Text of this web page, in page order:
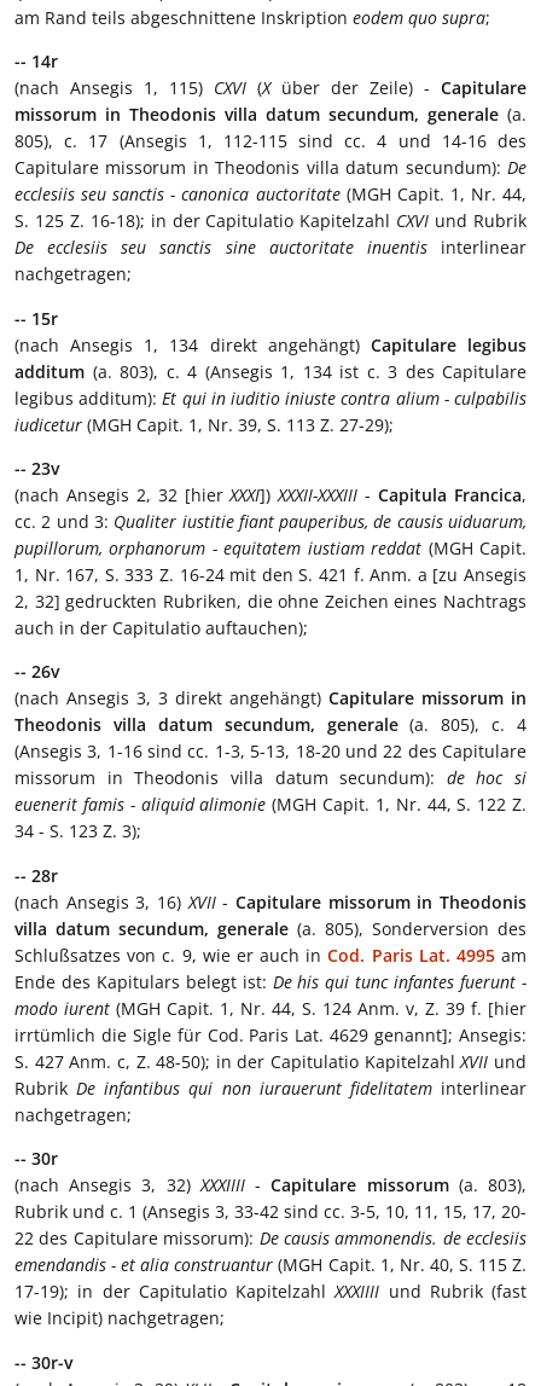
am Rand teils abgeschnittene Inskription eodem quo supra;
-- 14r
(nach Ansegis 1, 115) CXVI (Xüber der Zeile) - Capitulare
missorum in Theodonis villa datum secundum, generale (a.
805), c. 17 (Ansegis 1, 112-115 sind cc. 4 und 14-16 des
Capitulare missorum in Theodonis villa datum secundum): De
ecclesiis seu sanctis - canonica auctoritate(MGH Capit. 1, Nr. 44,
S. 125 Z. 16-18); in der Capitulatio Kapitelzahl CXVI und Rubrik
De ecclesiis seu sanctis sine auctoritate inuentisinterlinear
nachgetragen;
-- 15r
(nach Ansegis 1, 134 direkt angehängt) Capitulare legibus
additum (a. 803), c. 4 (Ansegis 1, 134 ist c. 3 des Capitulare
legibus additum): Et qui in iuditio iniuste contra alium - culpabilis
iudicetur (MGH Capit. 1, Nr. 39, S. 113 Z. 27-29);
-- 23v
(nach Ansegis 2, 32 [hierXXXI])XXXII-XXXIII -Capitula Francica,
cc. 2 und 3: Qualiter iustitie fiant pauperibus, de causis uiduarum,
pupillorum, orphanorum - equitatem iustiam reddat (MGH Capit.
1, Nr. 167, S. 333 Z. 16-24 mit den S. 421 f. Anm. a [zu Ansegis
2, 32] gedruckten Rubriken, die ohne Zeichen eines Nachtrags
auch in der Capitulatio auftauchen);
-- 26v
(nach Ansegis 3, 3 direkt angehängt) Capitulare missorum in
Theodonis villa datum secundum, generale(a. 805), c. 4
(Ansegis 3, 1-16 sind cc. 1-3, 5-13, 18-20 und 22 des Capitulare
missorum in Theodonis villa datum secundum): de hoc si
euenerit famis - aliquid alimonie (MGH Capit. 1, Nr. 44, S. 122 Z.
34 - S. 123 Z. 3);
-- 28r
(nach Ansegis 3, 16) XVII-Capitulare missorum in Theodonis
villa datum secundum, generale (a. 805), Sonderversion des
Schlußsatzes von c. 9, wie er auch inCod. Paris Lat. 4995am
Ende des Kapitulars belegt ist: De his qui tunc infantes fuerunt -
modo iurent (MGH Capit. 1, Nr. 44, S. 124 Anm. v, Z. 39 f. [hier
irrtümlich die Sigle für Cod. Paris Lat. 4629 genannt]; Ansegis:
S. 427 Anm. c, Z. 48-50); in der Capitulatio KapitelzahlXVII und
Rubrik De infantibus qui non iurauerunt fidelitateminterlinear
nachgetragen;
-- 30r
(nach Ansegis 3, 32)XXXIIII-Capitulare missorum(a. 803),
Rubrik und c. 1 (Ansegis 3, 33-42 sind cc. 3-5, 10, 11, 15, 17, 20-
22 des Capitulare missorum): De causis ammonendis. de ecclesiis
emendandis - et alia construantur (MGH Capit. 1, Nr. 40, S. 115 Z.
17-19); in der Capitulatio KapitelzahlXXXIIII und Rubrik (fast
wie Incipit) nachgetragen;
-- 30r-v